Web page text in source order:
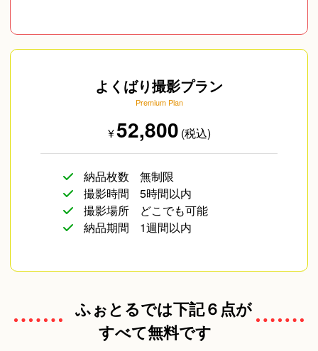
よくばり撮影プラン
Premium Plan
¥52,800 (税込)
納品枚数
無制限
撮影時間
5時間以内
撮影場所
どこでも可能
納品期間
1週間以内
ふぉとるでは下記６点が
すべて無料です